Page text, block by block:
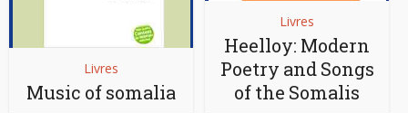
Livres
Music of somalia
Livres
Heelloy: Modern
Poetry and Songs
of the Somalis